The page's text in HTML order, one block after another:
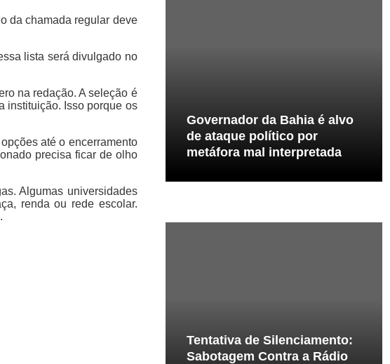
da chamada regular deve
lista será divulgado no
na redação. A seleção é
instituição. Isso porque os
até o encerramento
precisa ficar de olho
Algumas universidades
renda ou rede escolar.
Governador da Bahia é alvo
de ataque político por
metáfora mal interpretada
Tentativa de Silenciamento:
Sabotagem Contra a Rádio